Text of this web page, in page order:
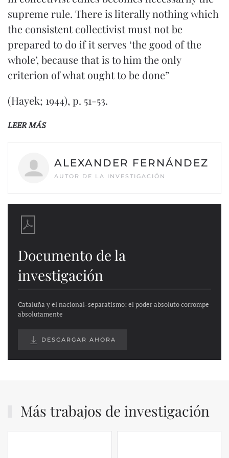
supreme rule. There is literally nothing which
the consistent collectivist must not be
prepared to do if it serves ‘the good of the
whole’, because that is to him the only
criterion of what ought to be done”
(Hayek; 1944), p. 51-53.
LEER MÁS
ALEXANDER FERNÁNDEZ
AUTOR DE LA INVESTIGACIÓN
Documento de la
investigación
Cataluña y el nacional-separatismo: el poder absoluto corrompe
absolutamente
DESCARGAR AHORA
Más trabajos de investigación